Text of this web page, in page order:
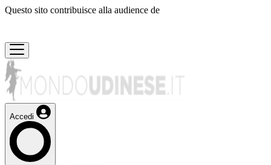
Questo sito contribuisce alla audience de
Accedi